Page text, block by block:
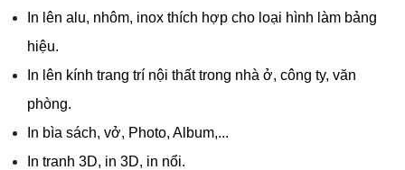
In lên alu, nhôm, inox thích hợp cho loại hình làm bảng
hiệu.
In lên kính trang trí nội thất trong nhà ở, công ty, văn
phòng.
In bìa sách, vở, Photo, Album,...
In tranh 3D, in 3D, in nổi.